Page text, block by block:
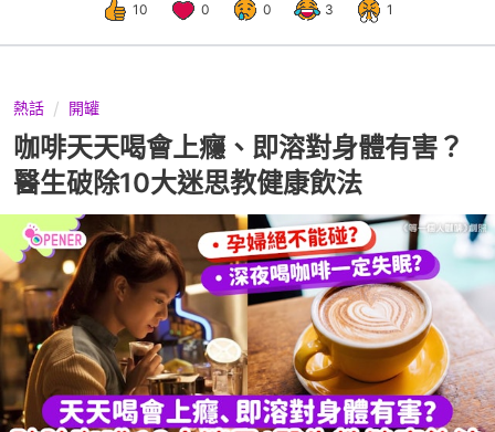
10 0 0 3 1
熱話 開罐
咖啡天天喝會上癮、即溶對身體有害？
醫生破除10大迷思教健康飲法